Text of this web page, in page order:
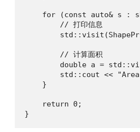
for (const auto& s :
        // 打印信息
        // 计算面积
double a =
std::cout <<
    }
    return 0;
}